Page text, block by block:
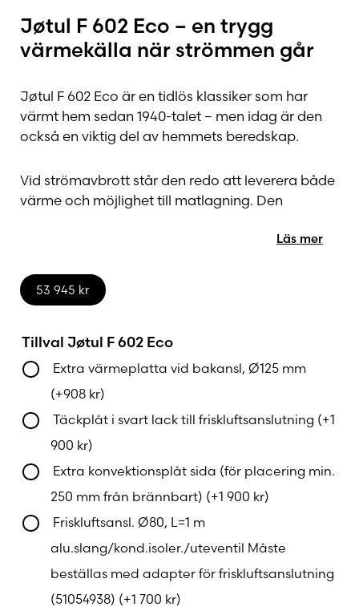
53 945 kr
Jøtul F 602 Eco – en trygg
värmekälla när strömmen går
Jøtul F 602 Eco är en tidlös klassiker som har
värmt hem sedan 1940-talet – men idag är den
också en viktig del av hemmets beredskap.
Vid strömavbrott står den redo att leverera både
värme och möjlighet till matlagning. Den
laga enklare måltider och hålla vardagen igång
när den verkligen behövs.
Kaminbutiken
Hos Kaminbutiken sköter vi hela processen åt dig
– från rådgivning, till professionell montering och
installation. Vi ser till att allt blir säkert och korrekt
utfört.Taksäkerhet och eventuella tillval
tillkomma beroende på dina behov, och vi
erbjuder alltid enkostnadsfri offert anpassad
efter ditt hem.
Med vårtMonterat & Klart-koncept får du en
energieffektiv och säker eldstad som inte bara
skapar trivsel i vardagen – utan också stärker
hemmets beredskap när strömmen går. En trygg
Läs mer
Tillval Jøtul F 602 Eco
Extra värmeplatta vid bakansl, Ø125 mm
(+908 kr)
Täckplåt i svart lack till friskluftsanslutning (+1
900 kr)
Extra konvektionsplåt sida (för placering min.
250 mm från brännbart) (+1 900 kr)
Friskluftsansl. Ø80, L=1 m
alu.slang/kond.isoler./uteventil Måste
beställas med adapter för friskluftsanslutning
(51054938) (+1 700 kr)